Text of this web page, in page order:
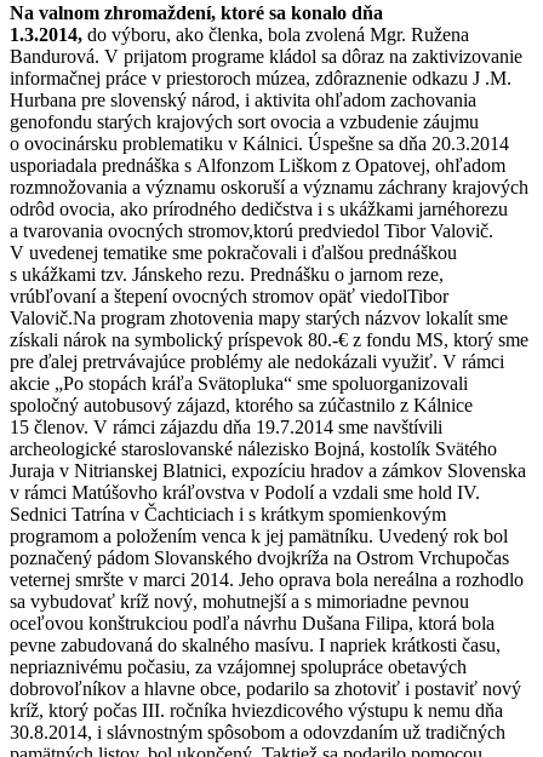
Na valnom zhromaždení, ktoré sa konalo dňa
1.3.2014, do výboru, ako členka, bola zvolená Mgr. Ružena
Bandurová. V prijatom programe kládol sa dôraz na zaktivizovanie
informačnej práce v priestoroch múzea, zdôraznenie odkazu J .M.
Hurbana pre slovenský národ, i aktivita ohľadom zachovania
genofondu starých krajových sort ovocia a vzbudenie záujmu
o ovocinársku problematiku v Kálnici. Úspešne sa dňa 20.3.2014
usporiadala prednáška s Alfonzom Liškom z Opatovej, ohľadom
rozmnožovania a významu oskoruší a významu záchrany krajových
odrôd ovocia, ako prírodného dedičstva i s ukážkami jarnéhorezu
a tvarovania ovocných stromov,ktorú predviedol Tibor Valovič.
V uvedenej tematike sme pokračovali i ďalšou prednáškou
s ukážkami tzv. Jánskeho rezu. Prednášku o jarnom reze,
vrúbľovaní a štepení ovocných stromov opäť viedolTibor
Valovič.Na program zhotovenia mapy starých názvov lokalít sme
získali nárok na symbolický príspevok 80.-€ z fondu MS, ktorý sme
pre ďalej pretrvávajúce problémy ale nedokázali využiť. V rámci
akcie „Po stopách kráľa Svätopluka“ sme spoluorganizovali
spoločný autobusový zájazd, ktorého sa zúčastnilo z Kálnice
15 členov. V rámci zájazdu dňa 19.7.2014 sme navštívili
archeologické staroslovanské nálezisko Bojná, kostolík Svätého
Juraja v Nitrianskej Blatnici, expozíciu hradov a zámkov Slovenska
v rámci Matúšovho kráľovstva v Podolí a vzdali sme hold IV.
Sednici Tatrína v Čachticiach i s krátkym spomienkovým
programom a položením venca k jej pamätníku. Uvedený rok bol
poznačený pádom Slovanského dvojkríža na Ostrom Vrchupočas
veternej smršte v marci 2014. Jeho oprava bola nereálna a rozhodlo
sa vybudovať kríž nový, mohutnejší a s mimoriadne pevnou
oceľovou konštrukciou podľa návrhu Dušana Filipa, ktorá bola
pevne zabudovaná do skalného masívu. I napriek krátkosti času,
nepriaznivému počasiu, za vzájomnej spolupráce obetavých
dobrovoľníkov a hlavne obce, podarilo sa zhotoviť i postaviť nový
kríž, ktorý počas III. ročníka hviezdicového výstupu k nemu dňa
30.8.2014, i slávnostným spôsobom a odovzdaním už tradičných